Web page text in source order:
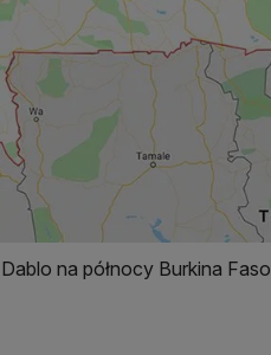
na północy Burkina Faso